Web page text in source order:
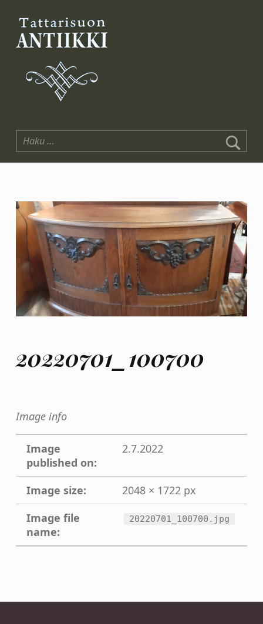
Tattarisuon Antiikki
Haku:
20220701_100700
Image info
Image
published on:
2.7.2022
Image size:
2048 × 1722 px
Image file
name:
20220701_100700.jpg